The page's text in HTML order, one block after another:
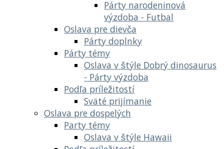
Párty narodeninová
výzdoba - Futbal
Oslava pre dievča
Párty doplnky
Párty témy
Oslava v štýle Dobrý dinosaurus
- Párty výzdoba
Podľa príležitostí
Sväté prijímanie
Oslava pre dospelých
Party témy
Oslava v štýle Hawaii